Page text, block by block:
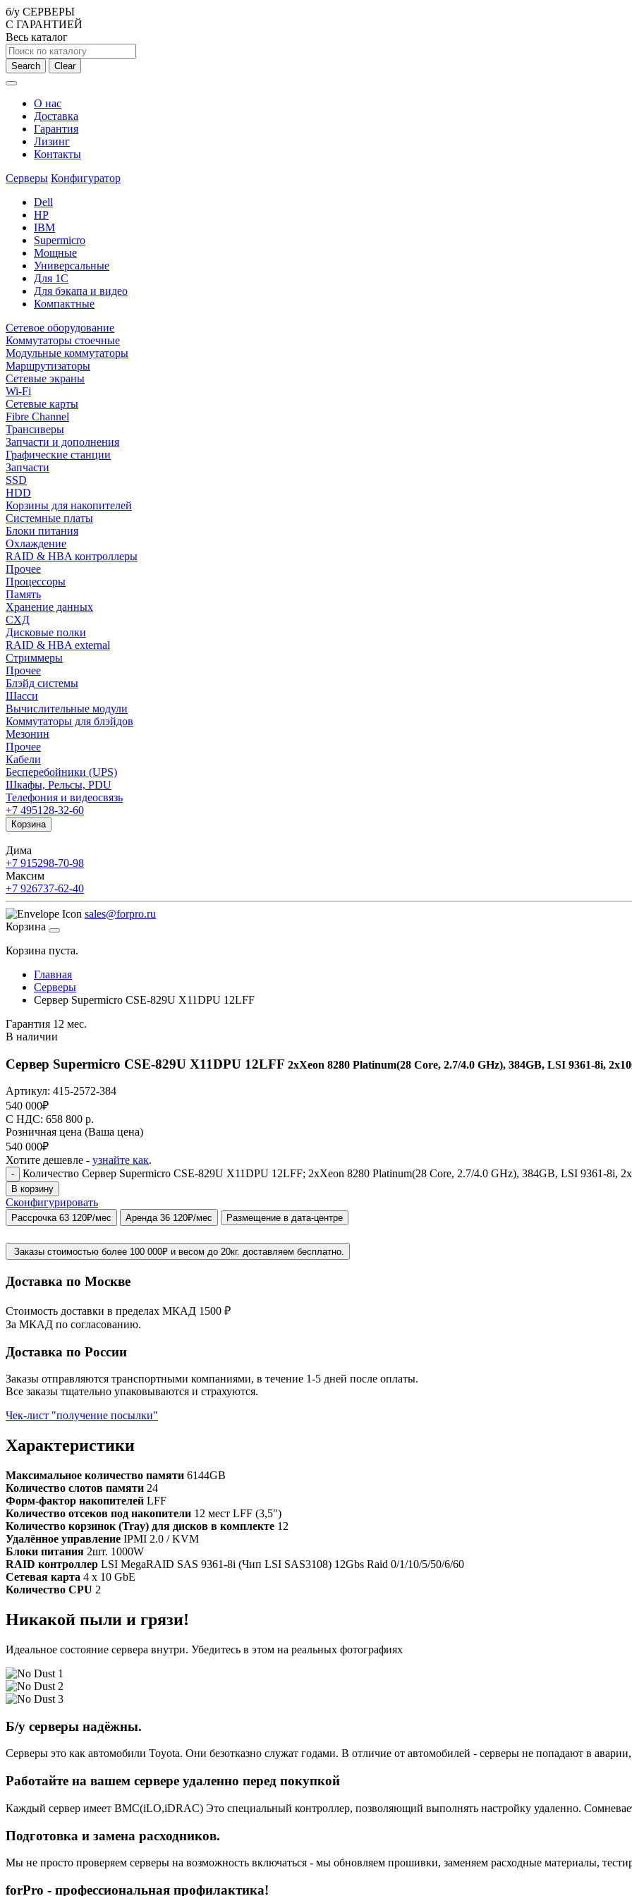
б/у СЕРВЕРЫ
С ГАРАНТИЕЙ
Весь каталог
Search Clear
О нас
Доставка
Гарантия
Лизинг
Контакты
Серверы Конфигуратор
Dell
HP
IBM
Supermicro
Мощные
Универсальные
Для 1С
Для бэкапа и видео
Компактные
Сетевое оборудование
Коммутаторы стоечные
Модульные коммутаторы
Маршрутизаторы
Сетевые экраны
Wi-Fi
Сетевые карты
Fibre Channel
Трансиверы
Запчасти и дополнения
Графические станции
Запчасти
SSD
HDD
Корзины для накопителей
Системные платы
Блоки питания
Охлаждение
RAID & HBA контроллеры
Прочее
Процессоры
Память
Хранение данных
СХД
Дисковые полки
RAID & HBA external
Стриммеры
Прочее
Блэйд системы
Шасси
Вычислительные модули
Коммутаторы для блэйдов
Мезонин
Прочее
Кабели
Бесперебойники (UPS)
Шкафы, Рельсы, PDU
Телефония и видеосвязь
+7 495128-32-60
Корзина
Дима
+7 915298-70-98
Максим
+7 926737-62-40
sales@forpro.ru
Корзина
Корзина пуста.
Главная
Серверы
Сервер Supermicro CSE-829U X11DPU 12LFF
Гарантия 12 мес.
В наличии
Сервер Supermicro CSE-829U X11DPU 12LFF 2xXeon 8280 Platinum(28 Core, 2.7/4.0 GHz), 384GB, LSI 9361-8i,
Артикул: 415-2572-384
540 000₽
C НДС: 658 800 р.
Розничная цена (Ваша цена)
540 000₽
Хотите дешевле - узнайте как.
- Количество Сервер Supermicro CSE-829U X11DPU 12LFF; 2xXeon 8280 Platinum(28 Core, 2.7/4.0 GHz), 384GB, LSI 9361-8i,
В корзину
Сконфигурировать
Рассрочка 63 120₽/мес Аренда 36 120₽/мес Размещение в дата-центре
Заказы стоимостью более 100 000₽ и весом до 20кг. доставляем бесплатно.
Доставка по Москве
Стоимость доставки в пределах МКАД 1500 ₽
За МКАД по согласованию.
Доставка по России
Заказы отправляются транспортными компаниями, в течение 1-5 дней после оплаты.
Все заказы тщательно упаковываются и страхуются.
Чек-лист "получение посылки"
Характеристики
Максимальное количество памяти 6144GB
Количество слотов памяти 24
Форм-фактор накопителей LFF
Количество отсеков под накопители 12 мест LFF (3,5")
Количество корзинок (Tray) для дисков в комплекте 12
Удалённое управление IPMI 2.0 / KVM
Блоки питания 2шт. 1000W
RAID контроллер LSI MegaRAID SAS 9361-8i (Чип LSI SAS3108) 12Gbs Raid 0/1/10/5/50/6/60
Сетевая карта 4 x 10 GbE
Количество CPU 2
Никакой пыли и грязи!
Идеальное состояние сервера внутри. Убедитесь в этом на реальных фотографиях
Б/у серверы надёжны.
Серверы это как автомобили Toyota. Они безотказно служат годами. В отличие от автомобилей - серверы не попадают в
Работайте на вашем сервере удаленно перед покупкой
Каждый сервер имеет BMC(iLO,iDRAC) Это специальный контроллер, позволяющий выполнять настройку удаленно.
Подготовка и замена расходников.
Мы не просто проверяем серверы на возможность включаться - мы обновляем прошивки, заменяем расходные материалы,
forPro - профессиональная профилактика!